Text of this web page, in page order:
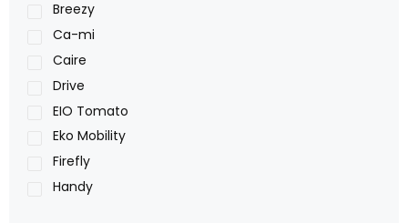
Breezy
Ca-mi
Caire
Drive
EIO Tomato
Eko Mobility
Firefly
Handy